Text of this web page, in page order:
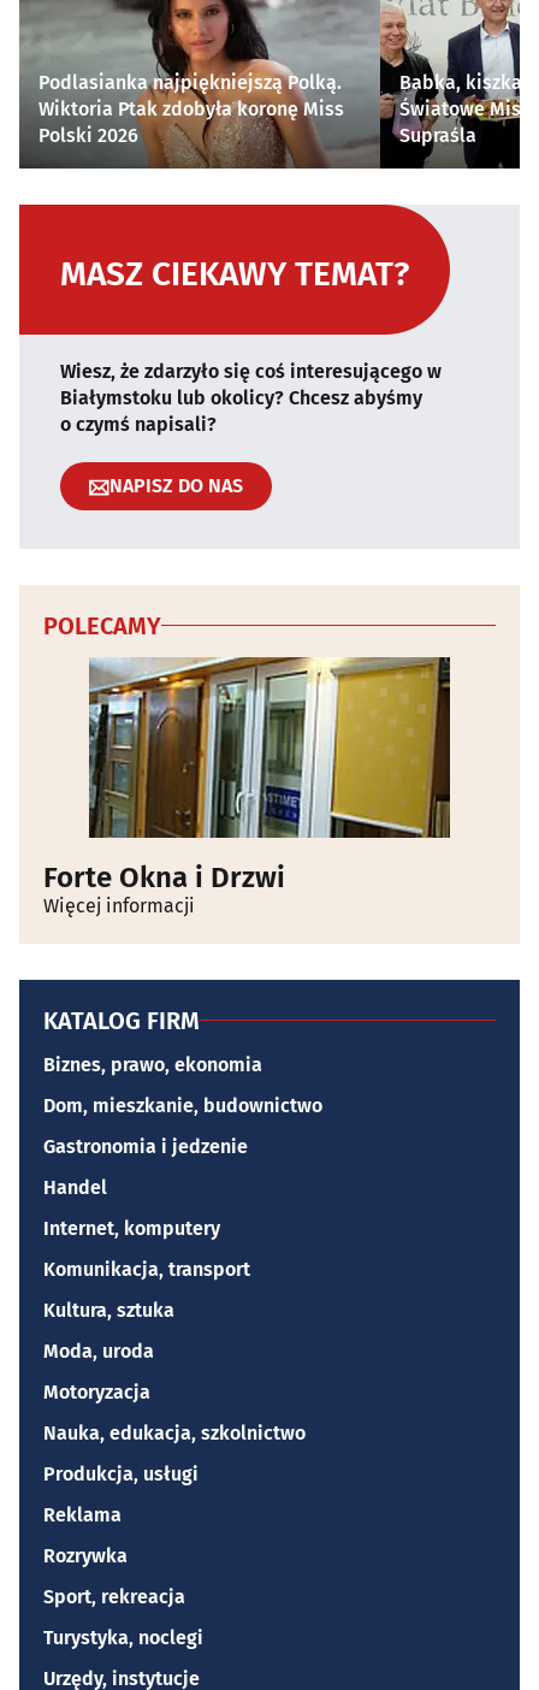
Podlasianka najpiękniejszą Polką.
Wiktoria Ptak zdobyła koronę Miss
Polski 2026
Babka, kiszka i
Światowe
Supraśla
MASZ CIEKAWY TEMAT?
Wiesz, że zdarzyło się coś interesującego w
Białymstoku lub okolicy? Chcesz abyśmy
o czymś napisali?
NAPISZ DO NAS
POLECAMY
Forte Okna i Drzwi
Więcej informacji
KATALOG FIRM
Biznes, prawo, ekonomia
Dom, mieszkanie, budownictwo
Gastronomia i jedzenie
Handel
Internet, komputery
Komunikacja, transport
Kultura, sztuka
Moda, uroda
Motoryzacja
Nauka, edukacja, szkolnictwo
Produkcja, usługi
Reklama
Rozrywka
Sport, rekreacja
Turystyka, noclegi
Urzędy, instytucje